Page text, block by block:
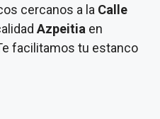
cercanos a la Calle
Azpeitia en
facilitamos tu estanco